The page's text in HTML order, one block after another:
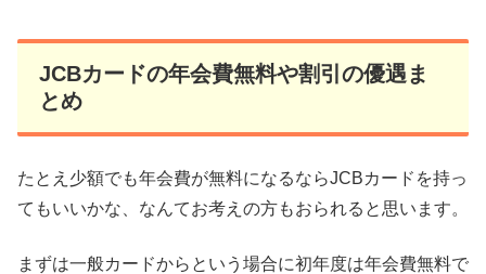
JCBカードの年会費無料や割引の優遇ま
とめ
たとえ少額でも年会費が無料になるならJCBカードを持っ
てもいいかな、なんてお考えの方もおられると思います。
まずは一般カードからという場合に初年度は年会費無料で